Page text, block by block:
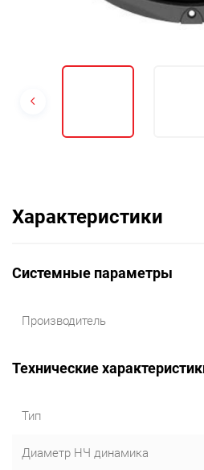
Характеристики
Системные параметры
Производитель
Технические
Тип
Диаметр НЧ динамика